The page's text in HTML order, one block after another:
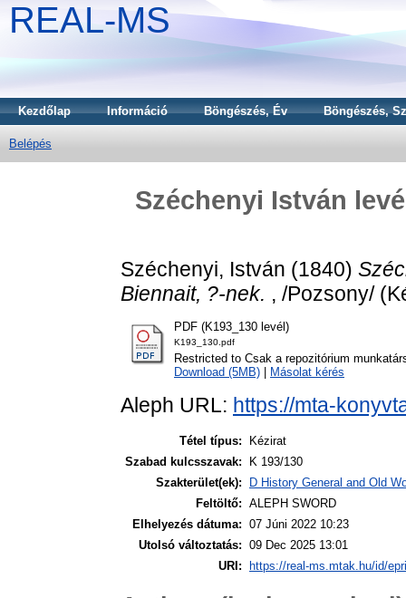
REAL-MS
Kezdőlap Információ Böngészés, Év Böngészés,
Belépés
Széchenyi István
Széchenyi, István (1840)
Biennait, ?-nek. , /Pozsony/
PDF (K193_130 levél)
K193_130.pdf
Restricted to Csak a repozitórium
Download (5MB)
Másolat kérés
Aleph URL: https://mta-
Tétel típus:
Kézirat
Szabad kulcsszavak:
K 193/130
Szakterület(ek):
D History General and Old
Feltöltő: ALEPH SWORD
Elhelyezés dátuma: 07 Júni 2022 10:23
Utolsó változtatás: 09 Dec 2025 13:01
URI:
https://real-ms.mtak.hu/id/